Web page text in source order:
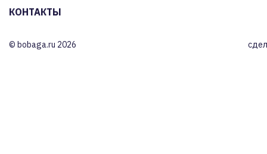
КОНТАКТЫ
© bobaga.ru 2026